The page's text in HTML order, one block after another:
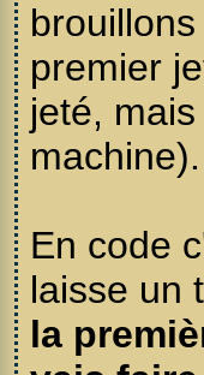
premier
jeté,
machine).
En code
laisse un
la